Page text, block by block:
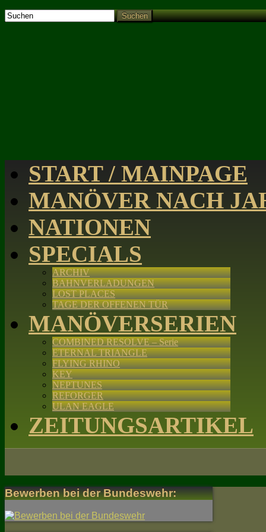
Suchen
START / MAINPAGE
MANÖVER NACH
NATIONEN
SPECIALS
ARCHIV
BAHNVERLADUNGEN
LOST PLACES
TAGE DER OFFENEN TÜR
MANÖVERSERIEN
COMBINED RESOLVE – Serie
ETERNAL TRIANGLE
FLYING RHINO
KEY
NEPTUNES
REFORGER
ULAN EAGLE
ZEITUNGSARTIKEL
Bewerben bei der Bundeswehr: